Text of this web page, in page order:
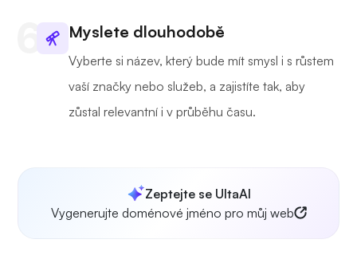
Myslete dlouhodobě
Vyberte si název, který bude mít smysl i s růstem
vaší značky nebo služeb, a zajistíte tak, aby
zůstal relevantní i v průběhu času.
Zeptejte se UltaAI
Vygenerujte doménové jméno pro můj web